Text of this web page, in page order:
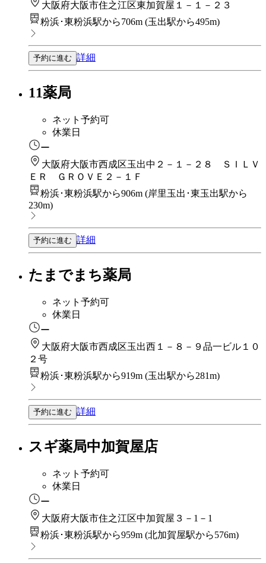
大阪府大阪市住之江区東加賀屋１－１－２３
粉浜･東粉浜駅から706m (玉出駅から495m)
予約に進む 詳細
11薬局
ネット予約可
休業日
ー
大阪府大阪市西成区玉出中２－１－２８ ＳＩＬＶ
ＥＲ ＧＲＯＶＥ２－１Ｆ
粉浜･東粉浜駅から906m (岸里玉出･東玉出駅から
230m)
予約に進む 詳細
たまでまち薬局
ネット予約可
休業日
ー
大阪府大阪市西成区玉出西１－８－９品一ビル１０
２号
粉浜･東粉浜駅から919m (玉出駅から281m)
予約に進む 詳細
スギ薬局中加賀屋店
ネット予約可
休業日
ー
大阪府大阪市住之江区中加賀屋３－1－1
粉浜･東粉浜駅から959m (北加賀屋駅から576m)